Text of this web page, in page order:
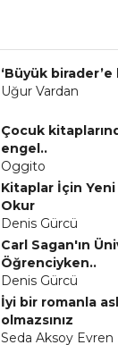
‘Büyük birader’e
Uğur Vardan
Çocuk
engel..
Oggito
Kitaplar İçin Yeni
Okur
Denis Gürcü
Carl Sagan'ın
Öğrenciyken..
Denis Gürcü
İyi bir romanla
olmazsınız
Seda Aksoy Evren